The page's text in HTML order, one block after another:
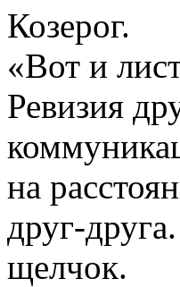
Козерог.
«Вот и
Ревизия
на
друг-
щелчок.